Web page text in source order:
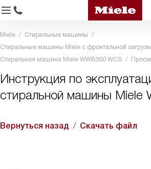
Miele
Стиральные машины
Стиральные машины Miele с фронтальной
Стиральная машина Miele WWB360 WCS
Инструкция по
стиральной машины Miele
Вернуться назад Скачать файл